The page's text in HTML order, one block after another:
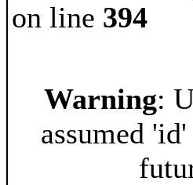
on line 394
Warning:
assumed